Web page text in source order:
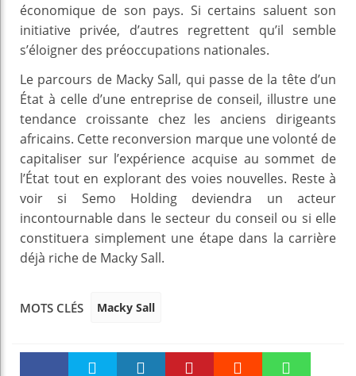
économique de son pays. Si certains saluent son
initiative privée, d’autres regrettent qu’il semble
s’éloigner des préoccupations nationales.
Le parcours de Macky Sall, qui passe de la tête d’un
État à celle d’une entreprise de conseil, illustre une
tendance croissante chez les anciens dirigeants
africains. Cette reconversion marque une volonté de
capitaliser sur l’expérience acquise au sommet de
l’État tout en explorant des voies nouvelles. Reste à
voir si Semo Holding deviendra un acteur
incontournable dans le secteur du conseil ou si elle
constituera simplement une étape dans la carrière
déjà riche de Macky Sall.
MOTS CLÉS Macky Sall